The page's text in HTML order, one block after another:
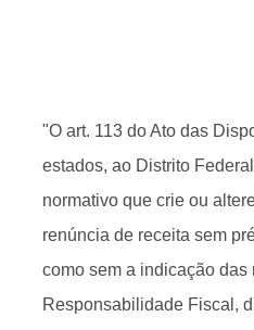
"O art. 113 do Ato das
estados, ao Distrito
normativo que crie ou
renúncia de receita sem
como sem a indicação
Responsabilidade Fiscal,